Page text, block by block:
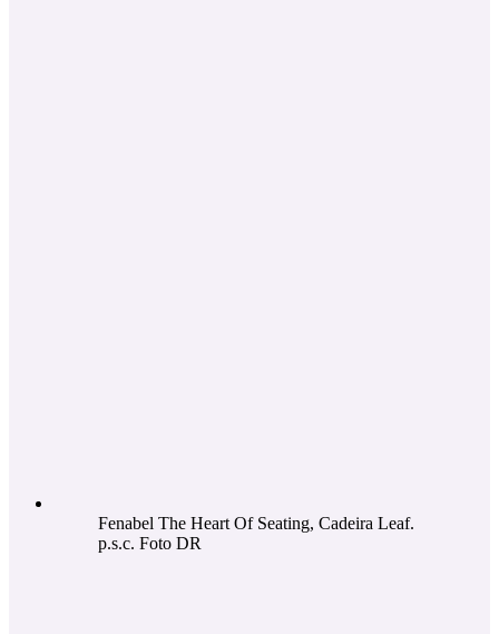
Fenabel The Heart Of Seating, Cadeira Leaf.
p.s.c. Foto DR